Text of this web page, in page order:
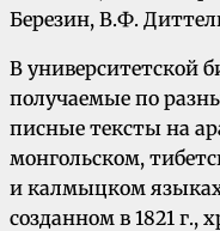
Березин, В.Ф.
В университетской
получае­мые по
писные тексты на
монгольском,
и калмыцком
созданном в 1821 г.,